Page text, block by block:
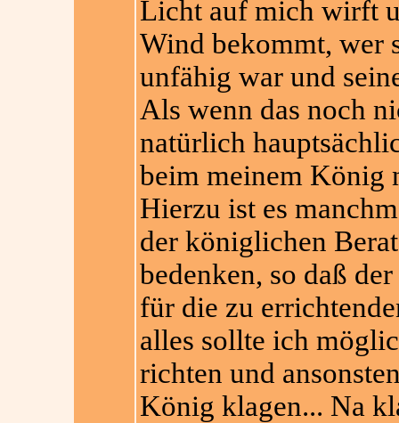
Licht auf mich wirft
Wind bekommt, wer
unfähig war und
Als wenn das noch
natürlich
beim meinem König
Hierzu ist es
der königlichen
bedenken, so daß
für die zu
alles sollte ich
richten und
König klagen... Na